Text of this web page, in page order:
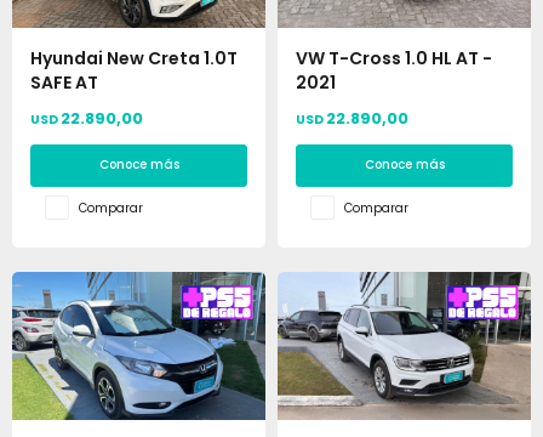
Hyundai New Creta 1.0T
SAFE AT
USD 22.890,00
Conoce más
Comparar
VW T-Cross 1.0 HL AT -
2021
USD 22.890,00
Conoce más
Comparar